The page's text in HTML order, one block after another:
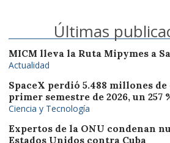
Últimas
MICM lleva la Ruta Mipymes a
Actualidad
SpaceX perdió 5.488 millones
primer semestre de 2026, un 257
Ciencia y Tecnología
Expertos de la ONU condenan
Estados Unidos contra Cuba